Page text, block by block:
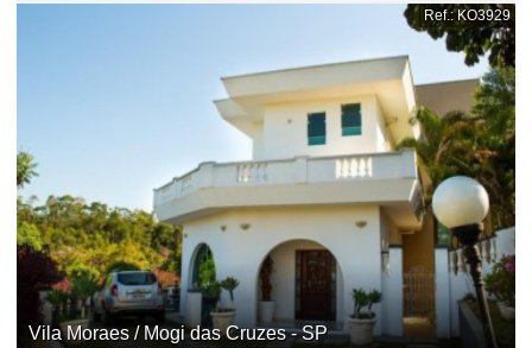
Ref.: KO3929
Vila Moraes / Mogi das Cruzes - SP